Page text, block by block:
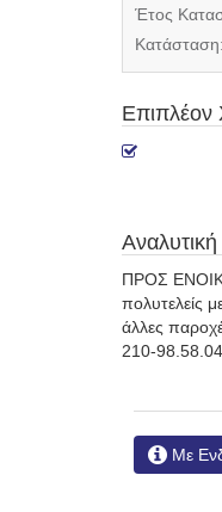
Έτος
Κατάσταση:
Επιπλέον
ΠΡΟΣ
πολυτελείς
άλλες
210-
Με